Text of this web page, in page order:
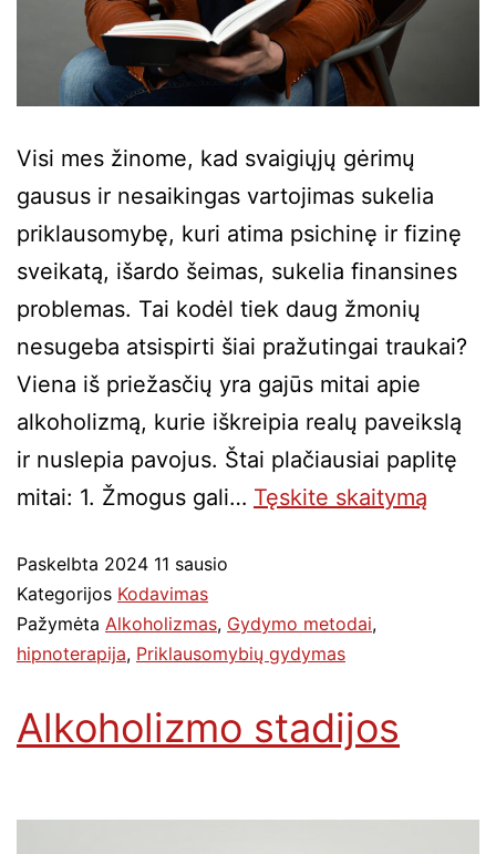
Visi mes žinome, kad svaigiųjų gėrimų
gausus ir nesaikingas vartojimas sukelia
priklausomybę, kuri atima psichinę ir fizinę
sveikatą, išardo šeimas, sukelia finansines
problemas. Tai kodėl tiek daug žmonių
nesugeba atsispirti šiai pražutingai traukai?
Viena iš priežasčių yra gajūs mitai apie
alkoholizmą, kurie iškreipia realų paveikslą
ir nuslepia pavojus. Štai plačiausiai paplitę
mitai: 1. Žmogus gali… Tęskite skaitymą
Paskelbta 2024 11 sausio
Kategorijos Kodavimas
Pažymėta Alkoholizmas, Gydymo metodai,
hipnoterapija, Priklausomybių gydymas
Alkoholizmo stadijos